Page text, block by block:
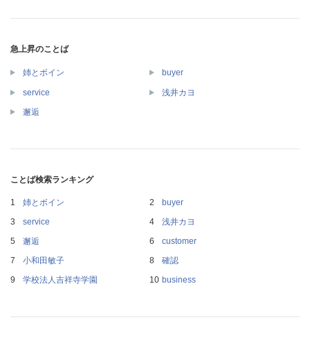
急上昇のことば
姉とボイン buyer
service 浅井カヨ
邂逅
ことば検索ランキング
姉とボイン
buyer
service
浅井カヨ
邂逅
customer
小和田敏子
確認
学校法人吉祥寺学園
business